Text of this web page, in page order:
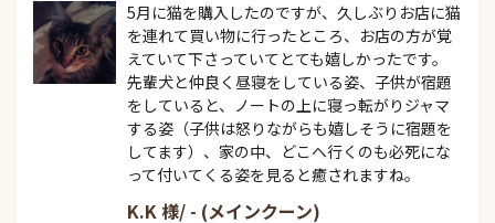
5月に猫を購入したのですが、久しぶりお店に猫
を連れて買い物に行ったところ、お店の方が覚
えていて下さっていてとても嬉しかったです。
先輩犬と仲良く昼寝をしている姿、子供が宿題
をしていると、ノートの上に寝っ転がりジャマ
する姿（子供は怒りながらも嬉しそうに宿題を
してます）、家の中、どこへ行くのも必死にな
って付いてくる姿を見ると癒されますね。
K.K 様/ - (メインクーン)